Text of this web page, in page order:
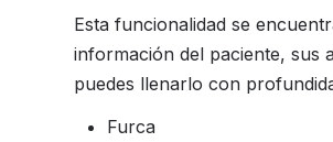
Esta funcionalidad se
información del paciente, sus
puedes llenarlo con
Furca